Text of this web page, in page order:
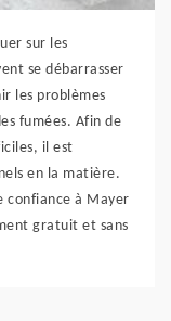
sur les
se débarrasser
les problèmes
fumées. Afin de
il est
en la matière.
confiance à Mayer
gratuit et sans